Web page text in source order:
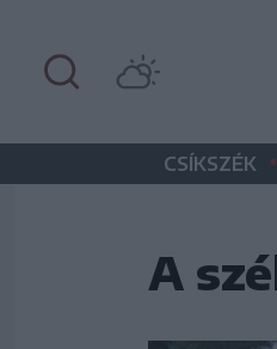
CSÍKSZÉK •
A